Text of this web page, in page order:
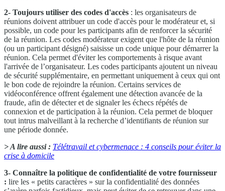
2- Toujours utiliser des codes d'accès : les organisateurs de
réunions doivent attribuer un code d'accès pour le modérateur et, si
possible, un code pour les participants afin de renforcer la sécurité
de la réunion. Les codes modérateur exigent que l'hôte de la réunion
(ou un participant désigné) saisisse un code unique pour démarrer la
réunion. Cela permet d'éviter les comportements à risque avant
l'arrivée de l’organisateur. Les codes participants ajoutent un niveau
de sécurité supplémentaire, en permettant uniquement à ceux qui ont
le bon code de rejoindre la réunion. Certains services de
vidéoconférence offrent également une détection avancée de la
fraude, afin de détecter et de signaler les échecs répétés de
connexion et de participation à la réunion. Cela permet de bloquer
tout intrus malveillant à la recherche d’identifiants de réunion sur
une période donnée.
> A lire aussi : Télétravail et cybermenace : 4 conseils pour éviter la
crise à domicile
3- Connaître la politique de confidentialité de votre fournisseur
: lire les « petits caractères » sur la confidentialité des données